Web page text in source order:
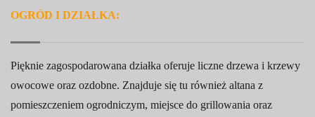
OGRÓD I DZIAŁKA:
Pięknie zagospodarowana działka oferuje liczne drzewa i krzewy
owocowe oraz ozdobne. Znajduje się tu również altana z
pomieszczeniem ogrodniczym, miejsce do grillowania oraz